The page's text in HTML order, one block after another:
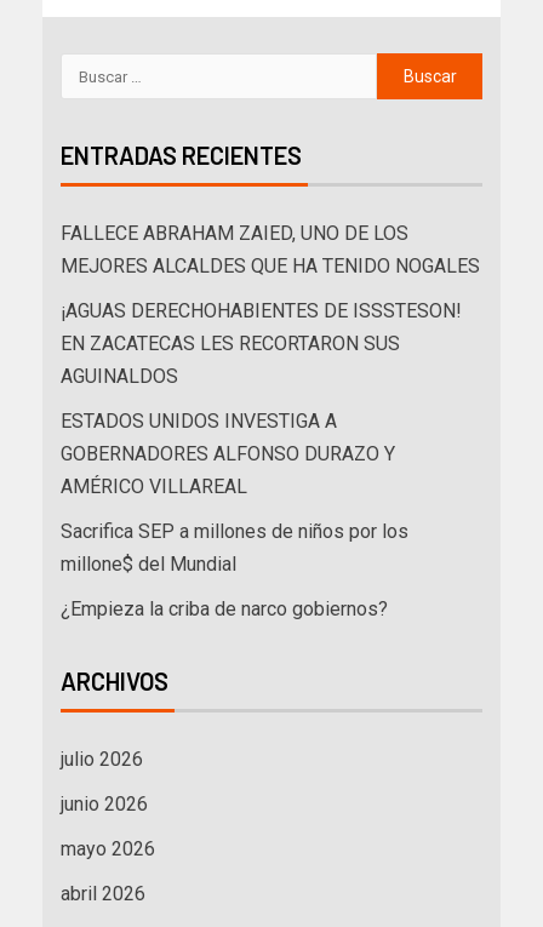
ENTRADAS RECIENTES
FALLECE ABRAHAM ZAIED, UNO DE LOS
MEJORES ALCALDES QUE HA TENIDO NOGALES
¡AGUAS DERECHOHABIENTES DE ISSSTESON!
EN ZACATECAS LES RECORTARON SUS
AGUINALDOS
ESTADOS UNIDOS INVESTIGA A
GOBERNADORES ALFONSO DURAZO Y
AMÉRICO VILLAREAL
Sacrifica SEP a millones de niños por los
millone$ del Mundial
¿Empieza la criba de narco gobiernos?
ARCHIVOS
julio 2026
junio 2026
mayo 2026
abril 2026